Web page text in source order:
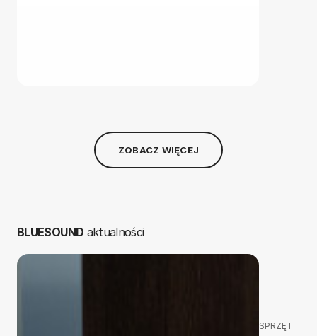
ZOBACZ WIĘCEJ
BLUESOUND aktualności
SPRZĘT